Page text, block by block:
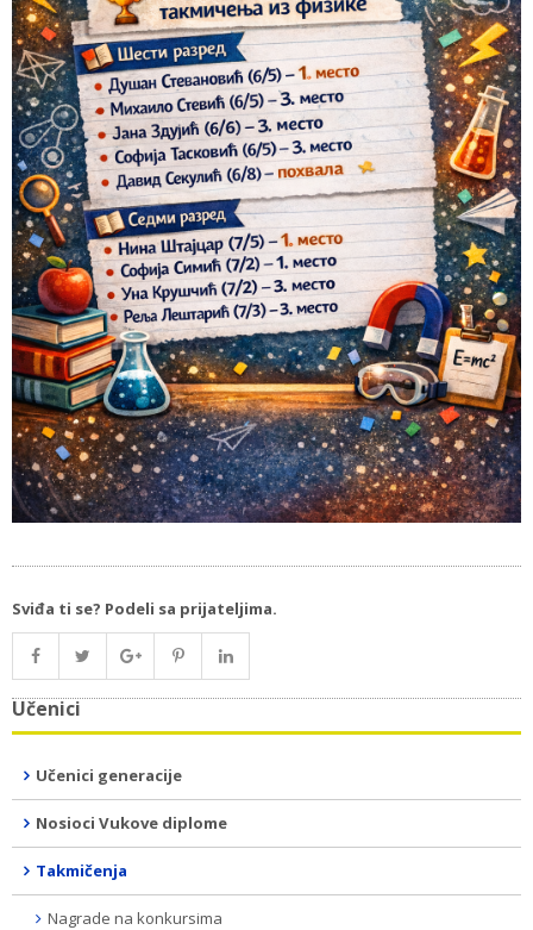
Sviđa ti se? Podeli sa prijateljima.
Učenici
Učenici generacije
Nosioci Vukove diplome
Takmičenja
Nagrade na konkursima